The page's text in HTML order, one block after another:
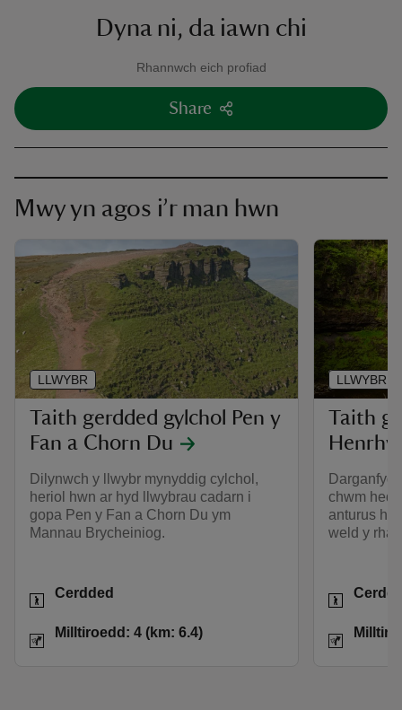
Dyna ni, da iawn chi
Rhannwch eich profiad
Share
Mwy yn agos i’r man hwn
Taith gerdded gylchol Pen y
Fan a Chorn Du
Dilynwch y llwybr mynyddig cylchol,
heriol hwn ar hyd llwybrau cadarn i
gopa Pen y Fan a Chorn Du ym
Mannau Brycheiniog.
Gweithgareddau
Cerdded
PellterMilltiroedd: 4 (km: 6.4)
LLWYBR
Taith
chwm
anturus
weld y
Pellter
LLWYBR